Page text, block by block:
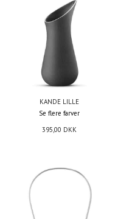
KANDE LILLE
Se flere farver
395,00 DKK